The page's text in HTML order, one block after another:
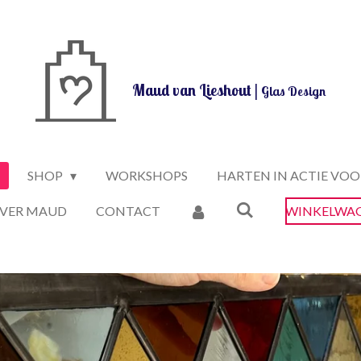
Maud van Lieshout | Glas Design
SHOP WORKSHOPS HARTEN IN ACTIE
MAUD CONTACT